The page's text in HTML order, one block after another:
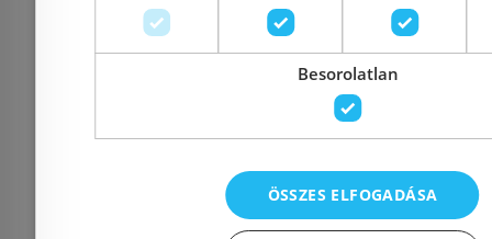
-16%
Raktáron Rendelésre
Besorolatlan
ÖSSZES ELFOGADÁSA